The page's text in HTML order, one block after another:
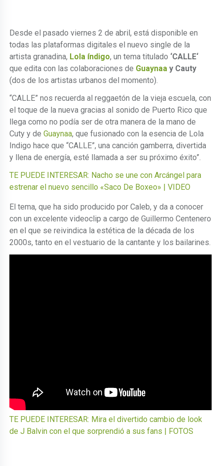
Desde el pasado viernes 2 de abril, está disponible en
todas las plataformas digitales el nuevo single de la
artista granadina, Lola índigo, un tema titulado ‘CALLE‘
que edita con las colaboraciones de Guaynaa y Cauty
(dos de los artistas urbanos del momento).
“CALLE” nos recuerda al reggaetón de la vieja escuela, con
el toque de la nueva gracias al sonido de Puerto Rico que
llega como no podía ser de otra manera de la mano de
Cuty y deGuaynaa, que fusionado con la esencia de Lola
Indigo hace que “CALLE”, una canción gamberra, divertida
y llena de energía, esté llamada a ser su próximo éxito”.
TE PUEDE INTERESAR: Nacho se une con Arcángel para
estrenar el nuevo sencillo «Saco De Boxeo» | VIDEO
El tema, que ha sido producido por Caleb, y da a conocer
con un excelente videoclip a cargo de Guillermo Centenero
en el que se reivindica la estética de la década de los
2000s, tanto en el vestuario de la cantante y los bailarines.
TE PUEDE INTERESAR: Mira el divertido cambio de look
de J Balvin con el que sorprendió a sus fans | FOTOS